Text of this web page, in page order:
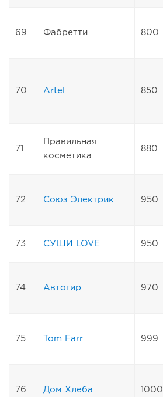
69 Фабретти 800
70 Artel 850
71
Правильная
косметика
880
72 Союз Электрик 950
73 СУШИ LOVE 950
74 Автогир 970
75 Tom Farr 999
76 Дом Хлеба 1000